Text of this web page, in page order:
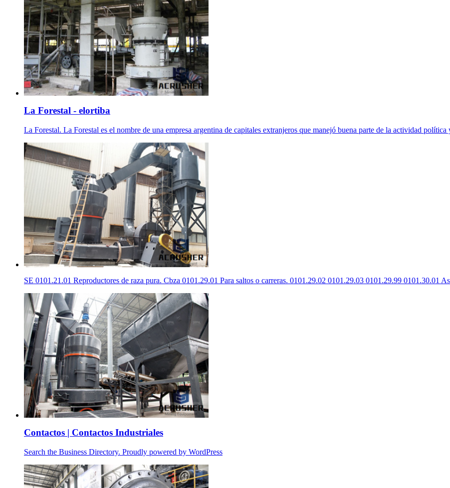
La Forestal - elortiba
La Forestal. La Forestal es el nombre de una empresa argentina de capitales extranjeros que manejó buena parte de la actividad
SE 0101.21.01 Reproductores de raza pura. Cbza 0101.29.01 Para saltos o carreras. 0101.29.02 0101.29.03 0101.29.99 0101.30.01
Contactos | Contactos Industriales
Search the Business Directory. Proudly powered by WordPress